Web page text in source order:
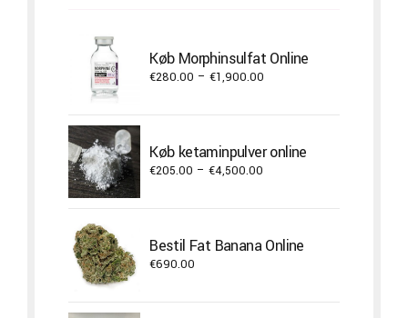
Køb Morphinsulfat Online
€280.00 – €1,900.00
€1,900.00
Køb ketaminpulver online
€205.00 – €4,500.00
€4,500.00
Bestil Fat Banana Online
€690.00